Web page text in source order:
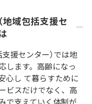
地域包括支援セ
援センター）では地
します。高齢になっ
心し て暮らすために
ビスだけでなく、高
で支えていく体制が